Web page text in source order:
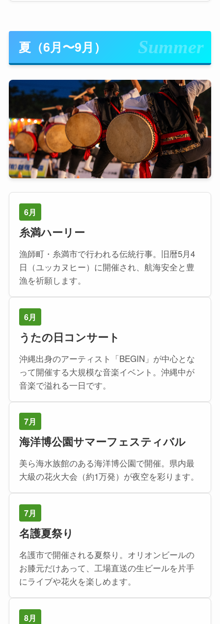
夏（6月〜9月）
6月
糸満ハーリー
漁師町・糸満市で行われる伝統行事。旧暦5月4
日（ユッカヌヒー）に開催され、航海安全と豊
漁を祈願します。
6月
うたの日コンサート
沖縄出身のアーティスト「BEGIN」が中心とな
って開催する大規模な音楽イベント。沖縄中が
音楽で溢れる一日です。
7月
海洋博公園サマーフェスティバル
美ら海水族館のある海洋博公園で開催。県内最
大級の花火大会（約1万発）が夜空を彩ります。
7月
名護夏祭り
名護市で開催される夏祭り。オリオンビールの
お膝元だけあって、工場直送の生ビールを片手
にライブや花火を楽しめます。
8月